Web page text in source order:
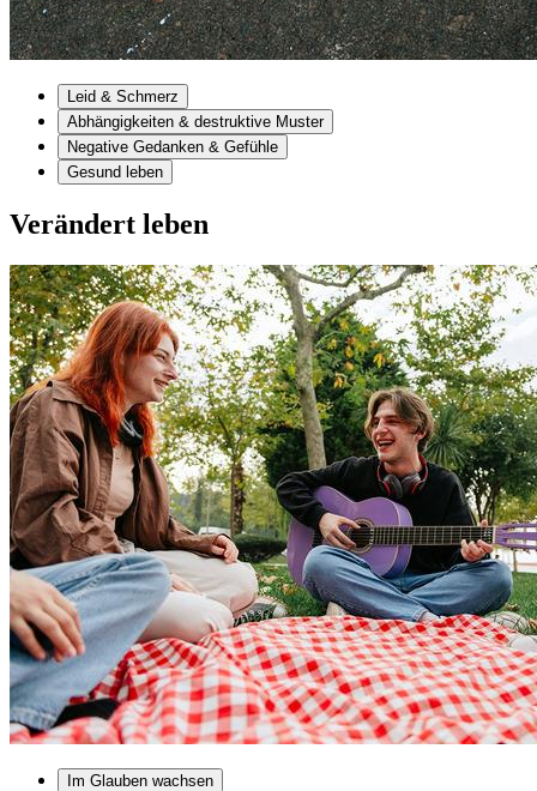
Leid & Schmerz
Abhängigkeiten & destruktive Muster
Negative Gedanken & Gefühle
Gesund leben
Verändert leben
Im Glauben wachsen